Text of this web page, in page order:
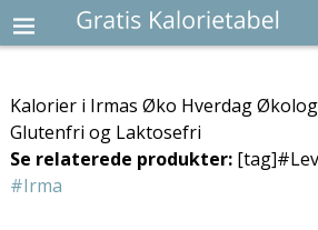
Kalorier i Irmas Øko Hverdag
Glutenfri og Laktosefri
Se relaterede produkter:
#Irma